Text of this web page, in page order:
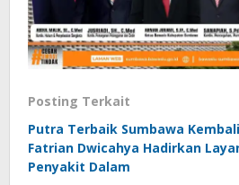
Posting Terkait
Putra Terbaik Sumbawa
Fatrian Dwicahya Hadirkan
Penyakit Dalam